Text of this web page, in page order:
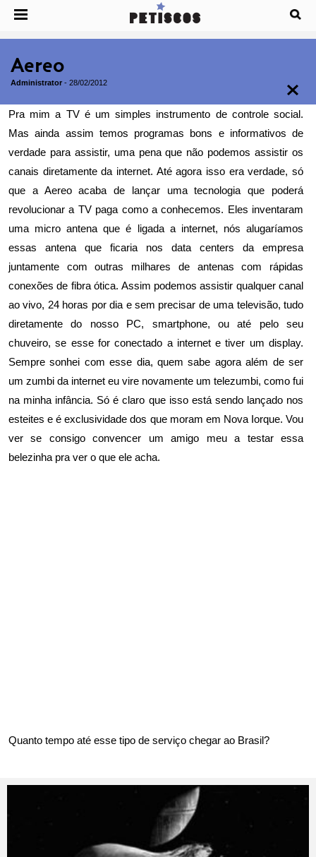
Aereo
Administrator - 28/02/2012
Pra mim a TV é um simples instrumento de controle social.
Mas ainda assim temos programas bons e informativos de
verdade para assistir, uma pena que não podemos assistir os
canais diretamente da internet. Até agora isso era verdade, só
que a Aereo acaba de lançar uma tecnologia que poderá
revolucionar a TV paga como a conhecemos. Eles inventaram
uma micro antena que é ligada a internet, nós alugaríamos
essas antena que ficaria nos data centers da empresa
juntamente com outras milhares de antenas com rápidas
conexões de fibra ótica. Assim podemos assistir qualquer canal
ao vivo, 24 horas por dia e sem precisar de uma televisão, tudo
diretamente do nosso PC, smartphone, ou até pelo seu
chuveiro, se esse for conectado a internet e tiver um display.
Sempre sonhei com esse dia, quem sabe agora além de ser
um zumbi da internet eu vire novamente um telezumbi, como fui
na minha infância. Só é claro que isso está sendo lançado nos
esteites e é exclusividade dos que moram em Nova Iorque. Vou
ver se consigo convencer um amigo meu a testar essa
belezinha pra ver o que ele acha.
Quanto tempo até esse tipo de serviço chegar ao Brasil?